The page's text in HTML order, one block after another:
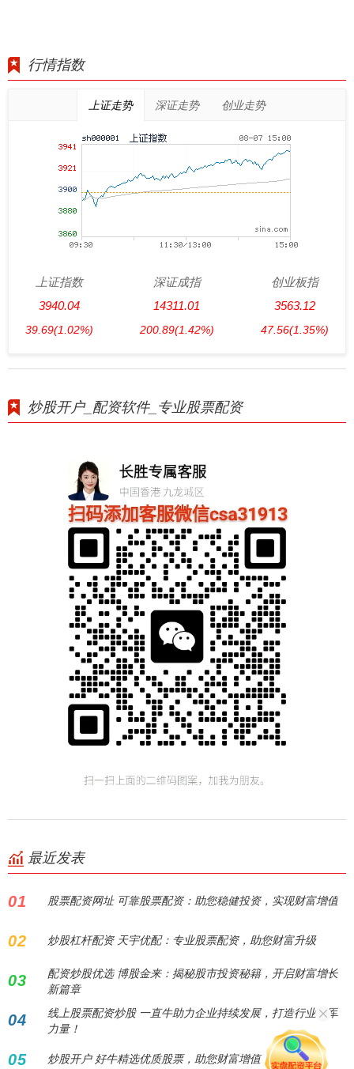
行情指数
上证走势 深证走势 创业走势
上证指数
3940.04
39.69(1.02%)
深证成指
14311.01
200.89(1.42%)
创业板指
3563.12
47.56(1.35%)
炒股开户_配资软件_专业股票配资
最近发表
01 股票配资网址 可靠股票配资：助您稳健投资，实现财富增值
02 炒股杠杆配资 天宇优配：专业股票配资，助您财富升级
03
配资炒股优选 博股金来：揭秘股市投资秘籍，开启财富增长
新篇章
04
线上股票配资炒股 一直牛助力企业持续发展，打造行业领军
力量！
05 炒股开户 好牛精选优质股票，助您财富增值！